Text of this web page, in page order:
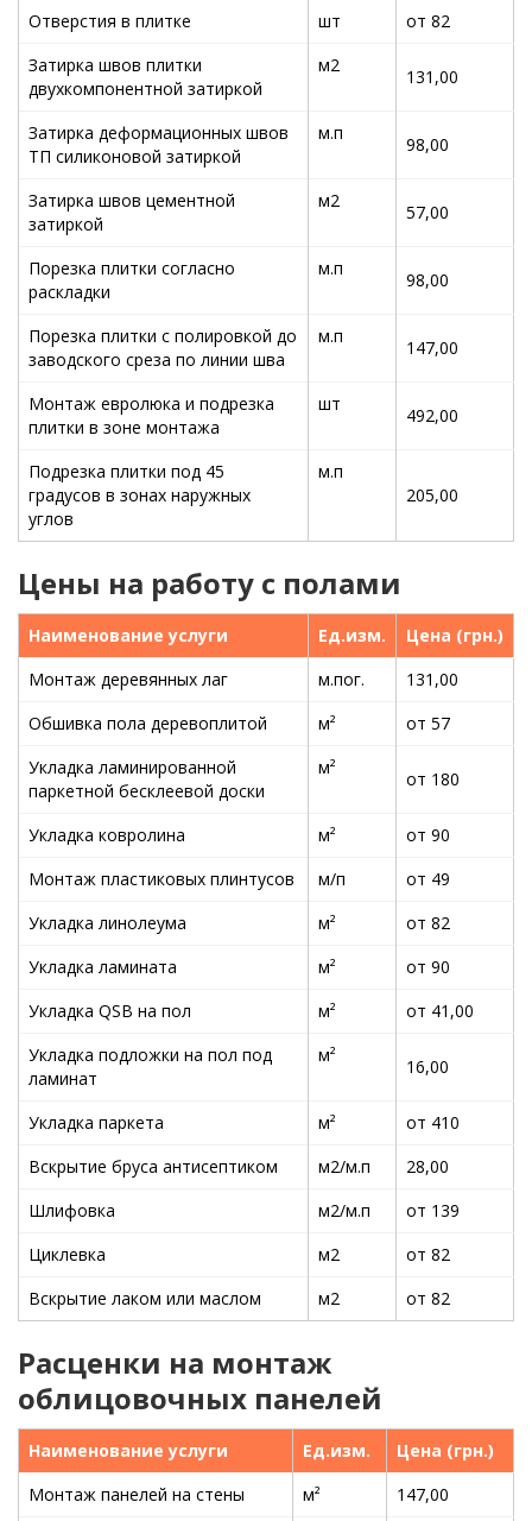
Отверстия в плитке
шт
от 82
Затирка швов плитки
двухкомпонентной затиркой
м2
131,00
Затирка деформационных швов
ТП силиконовой затиркой
м.п
98,00
Затирка швов цементной
затиркой
м2
57,00
Порезка плитки согласно
раскладки
м.п
98,00
Порезка плитки с полировкой до
заводского среза по линии шва
м.п
147,00
Монтаж евролюка и подрезка
плитки в зоне монтажа
шт
492,00
Подрезка плитки под 45
градусов в зонах наружных
углов
м.п
205,00
Цены на работу с полами
Наименование услуги Ед.изм.
Цена (грн.)
Монтаж деревянных лаг
м.пог.
131,00
Обшивка пола деревоплитой
м²
от 57
Укладка ламинированной
паркетной бесклеевой доски
м²
от 180
Укладка ковролина м²
от 90
Монтаж пластиковых плинтусов
м/п
от 49
Укладка линолеума
м²
от 82
Укладка ламината
м²
от 90
Укладка QSB на пол
м²
от 41,00
Укладка подложки на пол под
ламинат
м²
16,00
Укладка паркета м²
от 410
Вскрытие бруса антисептиком
м2/м.п
28,00
Шлифовка
м2/м.п
от 139
Циклевка
м2
от 82
Вскрытие лаком или маслом
м2 от 82
Расценки на монтаж
облицовочных панелей
Наименование услуги Ед.изм.
Цена (грн.)
Монтаж панелей на стены
м²
147,00